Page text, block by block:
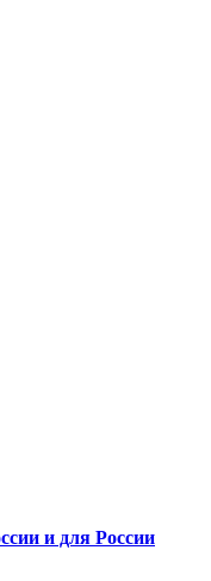
и для России